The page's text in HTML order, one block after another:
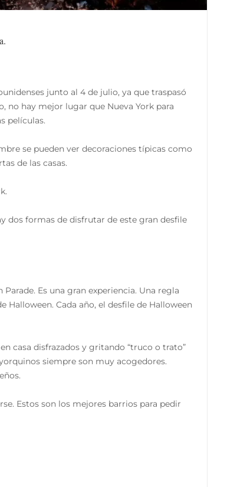
junto al 4 de julio, ya que traspasó
no hay mejor lugar que Nueva York para
películas.
se pueden ver decoraciones típicas como
de las casas.
dos formas de disfrutar de este gran desfile
Es una gran experiencia. Una regla
Halloween. Cada año, el desfile de Halloween
casa disfrazados y gritando “truco o trato”
siempre son muy acogedores.
Estos son los mejores barrios para pedir